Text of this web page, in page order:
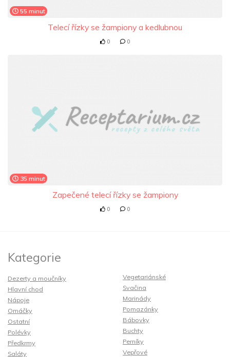
55 minut
Telecí řízky se žampiony a kedlubnou
0 0
35 minut
Zapečené telecí řízky se žampiony
0 0
Kategorie
Dezerty a moučníky
Hlavní chod
Nápoje
Omáčky
Ostatní
Polévky
Předkrmy
Saláty
Vegetariánské
Svačina
Marinády
Pomazánky
Bábovky
Buchty
Perníky
Vepřové